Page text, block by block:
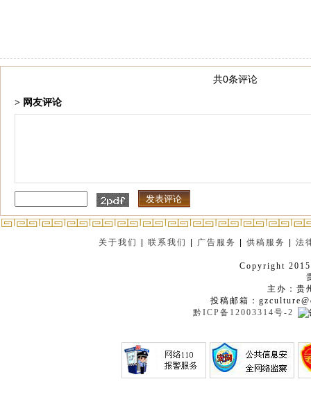
共0条评论
> 网友评论
关于我们 |联系我们 广告服务 |供稿服务 |法
Copyright
主办：贵
投稿邮箱：
黔ICP备12003314号-2